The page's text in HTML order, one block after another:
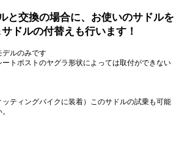
と交換の場合に、お使いのサドルを
ドルの付替えも行います！
ルのみです
トポストのヤグラ形状によっては取付ができない
ティングバイクに装着）このサドルの試乗も可能